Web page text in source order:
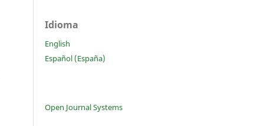
Idioma
English
Español (España)
Open Journal Systems